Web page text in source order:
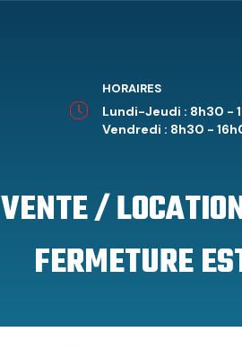
HORAIRES
Lundi-Jeudi : 8h30 -
Vendredi : 8h30 -
VENTE /
FERMETURE